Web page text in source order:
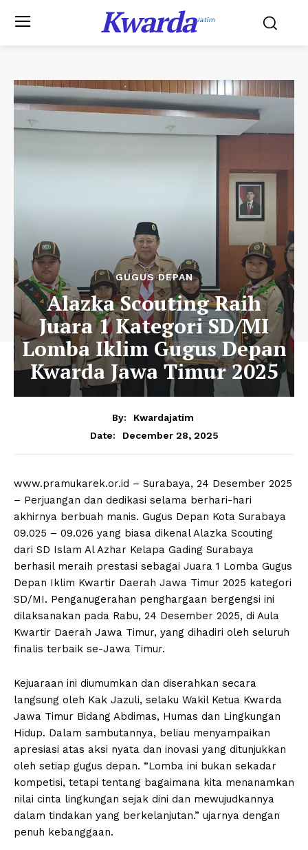
KwardaJatim
GUGUS DEPAN
Alazka Scouting Raih
Juara 1 Kategori SD/MI
Lomba Iklim Gugus Depan
Kwarda Jawa Timur 2025
By:
Kwardajatim
Date:
December 28, 2025
www.pramukarek.or.id – Surabaya, 24 Desember 2025
– Perjuangan dan dedikasi selama berhari-hari
akhirnya berbuah manis. Gugus Depan Kota Surabaya
09.025 – 09.026 yang biasa dikenal Alazka Scouting
dari SD Islam Al Azhar Kelapa Gading Surabaya
berhasil meraih prestasi sebagai Juara 1 Lomba Gugus
Depan Iklim Kwartir Daerah Jawa Timur 2025 kategori
SD/MI. Penganugerahan penghargaan bergengsi ini
dilaksanakan pada Rabu, 24 Desember 2025, di Aula
Kwartir Daerah Jawa Timur, yang dihadiri oleh seluruh
finalis terbaik se-Jawa Timur.
Kejuaraan ini diumumkan dan diserahkan secara
langsung oleh Kak Jazuli, selaku Wakil Ketua Kwarda
Jawa Timur Bidang Abdimas, Humas dan Lingkungan
Hidup. Dalam sambutannya, beliau menyampaikan
apresiasi atas aksi nyata dan inovasi yang ditunjukkan
oleh setiap gugus depan. “Lomba ini bukan sekadar
kompetisi, tetapi tentang bagaimana kita menanamkan
nilai cinta lingkungan sejak dini dan mewujudkannya
dalam tindakan yang berkelanjutan.” ujarnya dengan
penuh kebanggaan.